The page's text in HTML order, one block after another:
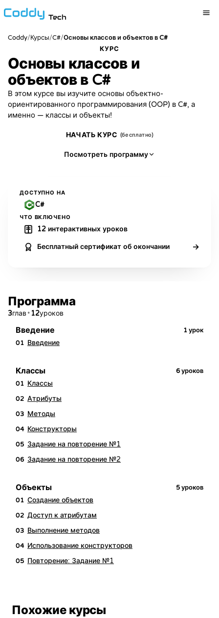
Tech
Coddy/Курсы/C#/Основы классов и объектов в C#
КУРС
Основы классов и
объектов в C#
В этом курсе вы изучите основы объектно-
ориентированного программирования (OOP) в C#, а
именно — классы и объекты!
НАЧАТЬ КУРС (бесплатно)
Посмотреть программу
ДОСТУПНО НА
C#
ЧТО ВКЛЮЧЕНО
12 интерактивных уроков
Бесплатный сертификат об окончании →
Программа
3глав •12уроков
Введение 1урок
01 Введение
Классы 6уроков
01 Классы
02 Атрибуты
03 Методы
04 Конструкторы
05 Задание на повторение №1
06 Задание на повторение №2
Объекты 5уроков
01 Создание объектов
02 Доступ к атрибутам
03 Выполнение методов
04 Использование конструкторов
05 Повторение: Задание №1
Похожие курсы